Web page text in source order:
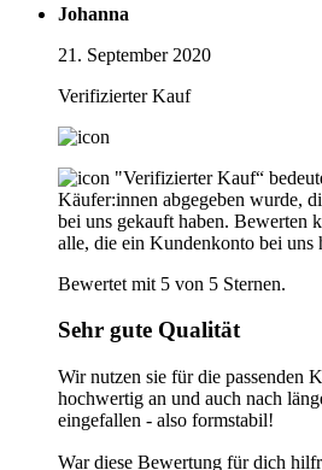
Johanna
21. September 2020
Verifizierter Kauf
"Verifizierter Kauf“
Käufer:innen abgegeben wurde,
bei uns gekauft haben. Bewerten
alle, die ein Kundenkonto bei uns
Bewertet mit 5 von 5 Sternen.
Sehr gute Qualität
Wir nutzen sie für die passenden
hochwertig an und auch nach
eingefallen - also formstabil!
War diese Bewertung für dich